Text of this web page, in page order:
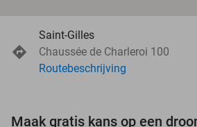
Saint-Gilles
Chaussée de Charleroi 100
Routebeschrijving